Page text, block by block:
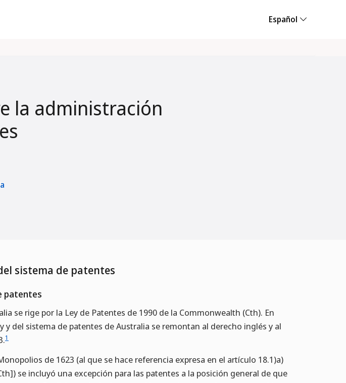
Español
la administración
sistema de patentes
patentes
se rige por la Ley de Patentes de 1990 de la Commonwealth (Cth). En
y del sistema de patentes de Australia se remontan al derecho inglés y al
1
de 1623 (al que se hace referencia expresa en el artículo 18.1)a)
se incluyó una excepción para las patentes a la posición general de que